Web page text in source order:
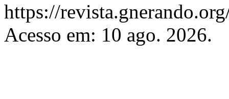
https://
Acesso em: 10 ago. 2026.